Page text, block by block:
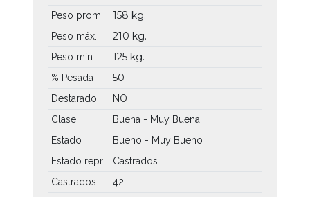
Peso prom. 158 kg.
Peso máx. 210 kg.
Peso mín. 125 kg.
% Pesada 50
Destarado
NO
Clase
Buena - Muy Buena
Estado
Bueno - Muy Bueno
Estado repr.
Castrados
Castrados
42 -